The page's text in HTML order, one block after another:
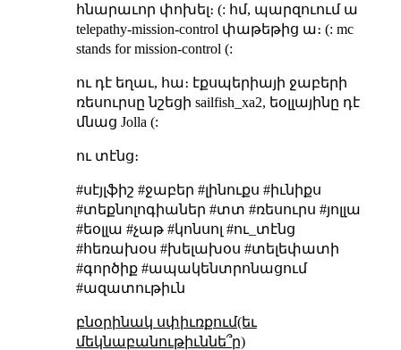
հնարաւոր փոխել։ (: հմ, պարզուում ա
telepathy-mission-control փաթեթից ա։ (: mc
stands for mission-control (:
ու դէ եղաւ, հա։ էքսպերիայի ջաբերի
ռեսուրսը նշեցի sailfish_xa2, եօլլայինը դէ
մնաց Jolla (:
ու տէնց։
#սէյլֆիշ #ջաբեր #լինուքս #իւնիքս
#տեքնոլոգիաներ #տտ #ռեսուրս #յոլլա
#եօլլա #չաթ #կոնսոլ #ու_տէնց
#հեռախօս #խելախօս #տելեփատի
#գործիք #ապակենտրոնացում
#ազատութիւն
բնօրինակ սփիւռքում(եւ
մեկնաբանութիւննե՞ր)